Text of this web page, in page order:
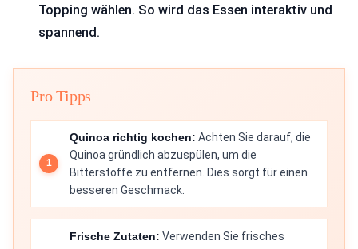
Topping wählen. So wird das Essen interaktiv und
spannend.
Pro Tipps
Quinoa richtig kochen: Achten Sie darauf, die
Quinoa gründlich abzuspülen, um die
Bitterstoffe zu entfernen. Dies sorgt für einen
besseren Geschmack.
Frische Zutaten: Verwenden Sie frisches